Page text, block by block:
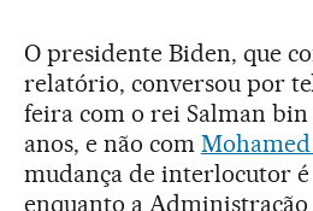
O presidente Biden, que
relatório, conversou por
feira com o rei Salman
anos, e não com
mudança de interlocutor
enquanto a